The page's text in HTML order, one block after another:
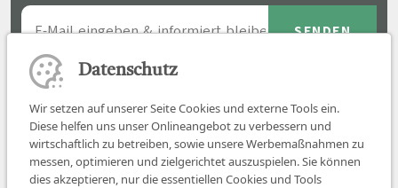
Datenschutz
Wir setzen auf unserer Seite Cookies und externe Tools ein.
Diese helfen uns unser Onlineangebot zu verbessern und
wirtschaftlich zu betreiben, sowie unsere Werbemaßnahmen zu
messen, optimieren und zielgerichtet auszuspielen. Sie können
dies akzeptieren, nur die essentiellen Cookies und Tools